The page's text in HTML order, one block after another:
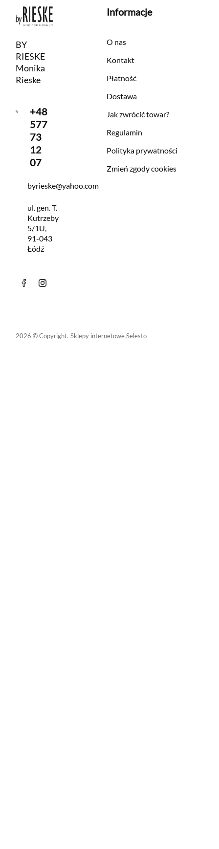
BY
RIESKE
Monika
Rieske
+48
577
73
12
07
byrieske@yahoo.com
ul. gen. T.
Kutrzeby
5/1U,
91-043
Łódź
Informacje
O nas
Kontakt
Płatność
Dostawa
Jak zwrócić towar?
Regulamin
Polityka prywatności
Zmień zgody cookies
2026 © Copyright. Sklepy internetowe Selesto